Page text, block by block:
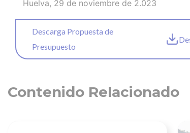
Huelva, 29 de noviembre de 2.023
Descarga Propuesta de
Presupuesto
Contenido Relacionado